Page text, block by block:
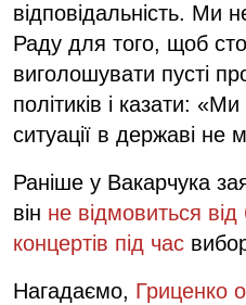
відповідальність. Ми
Раду для того, щоб
виголошувати пусті
політиків і казати:
ситуації в державі не
Раніше у Вакарчука
він не відмовиться
концертів під час
Нагадаємо, Гриценко